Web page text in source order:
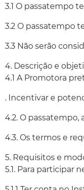
3.1 O passatempo
3.2 O passatempo
3.3 Não serão
4. Descrição e
4.1 A Promotora
. Incentivar e
4.2. O
4.3. Os termos e
5. Requisitos e
5.1. Para participar